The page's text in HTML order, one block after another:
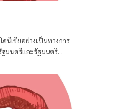
นีเซียอย่างเป็นทางการ
มนตรีและรัฐมนตรี
ยรติภูมิอันโดดเด่นของ
ดเจน